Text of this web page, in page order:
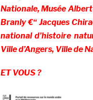
Nationale, Musée
Branly€“ Jacques
national d’histoire
Ville d’Angers, Ville de
ET VOUS ?